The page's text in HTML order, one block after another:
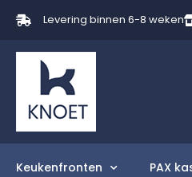
Levering binnen 6-8 weken
Keukenfronten PAX